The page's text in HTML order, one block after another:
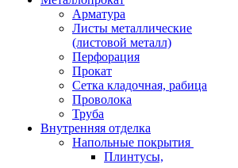
Арматура
Листы металлические
(листовой металл)
Перфорация
Прокат
Сетка кладочная, рабица
Проволока
Труба
Внутренняя отделка
Напольные покрытия
Плинтусы,